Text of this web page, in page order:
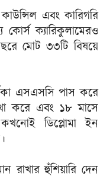
এবং কারিগরি
ক্যারিকুলামেরও
মোট ৩৩টি বিষয়ে
এসএসসি পাস করে
করে এবং ১৮ মাসে
ডিপ্লোমা ইন
রাখার হুঁশিয়ারি দেন